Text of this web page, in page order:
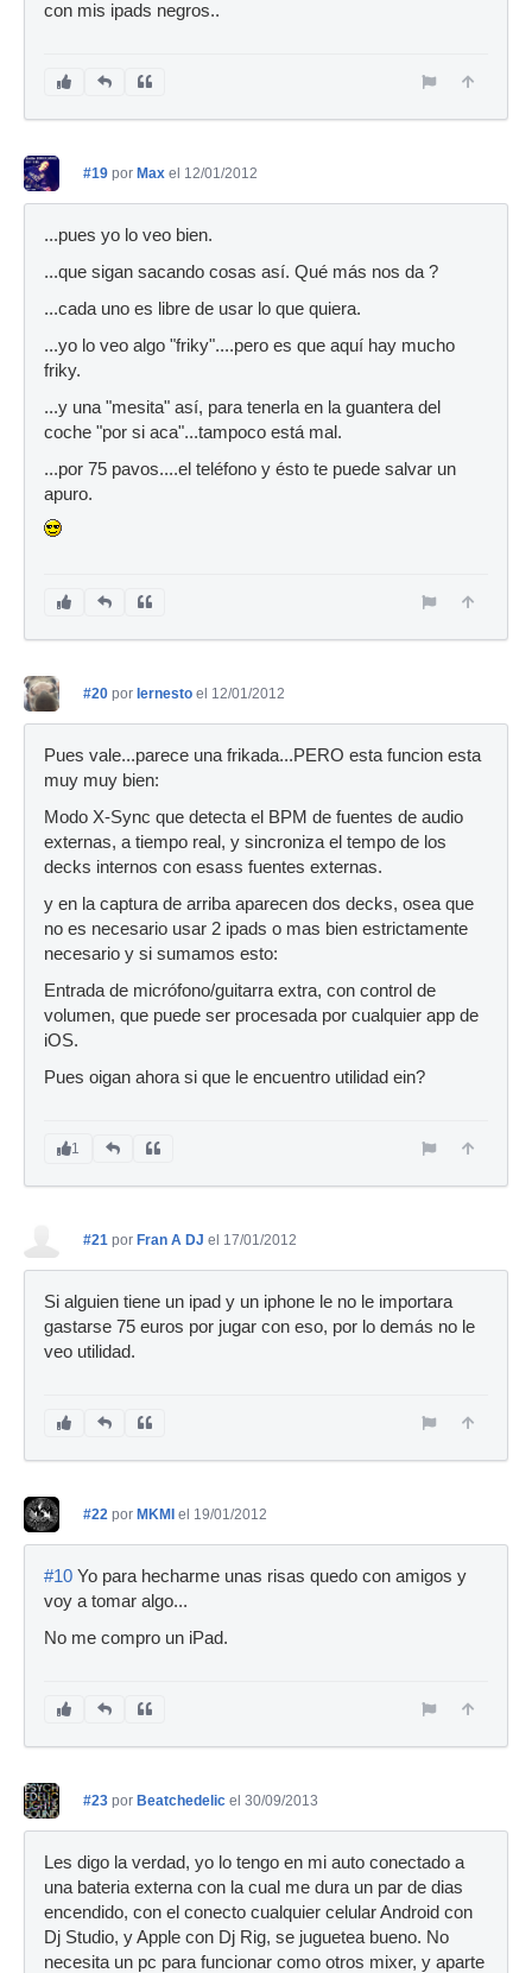
con mis ipads negros..
#19 por Max el 12/01/2012
...pues yo lo veo bien.
...que sigan sacando cosas así. Qué más nos da ?
...cada uno es libre de usar lo que quiera.
...yo lo veo algo "friky"....pero es que aquí hay mucho
friky.
...y una "mesita" así, para tenerla en la guantera del
coche "por si aca"...tampoco está mal.
...por 75 pavos....el teléfono y ésto te puede salvar un
apuro.
#20 por Iernesto el 12/01/2012
Pues vale...parece una frikada...PERO esta funcion esta
muy muy bien:
Modo X-Sync que detecta el BPM de fuentes de audio
externas, a tiempo real, y sincroniza el tempo de los
decks internos con esass fuentes externas.
y en la captura de arriba aparecen dos decks, osea que
no es necesario usar 2 ipads o mas bien estrictamente
necesario y si sumamos esto:
Entrada de micrófono/guitarra extra, con control de
volumen, que puede ser procesada por cualquier app de
iOS.
Pues oigan ahora si que le encuentro utilidad ein?
1
#21 por Fran A DJ el 17/01/2012
Si alguien tiene un ipad y un iphone le no le importara
gastarse 75 euros por jugar con eso, por lo demás no le
veo utilidad.
#22 por MKMI el 19/01/2012
#10 Yo para hecharme unas risas quedo con amigos y
voy a tomar algo...
No me compro un iPad.
#23 por Beatchedelic el 30/09/2013
Les digo la verdad, yo lo tengo en mi auto conectado a
una bateria externa con la cual me dura un par de dias
encendido, con el conecto cualquier celular Android con
Dj Studio, y Apple con Dj Rig, se juguetea bueno. No
necesita un pc para funcionar como otros mixer, y aparte